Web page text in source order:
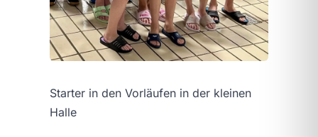
Starter in den Vorläufen in der kleinen
Halle